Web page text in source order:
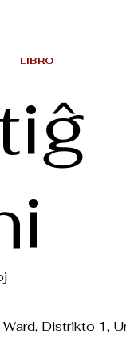
LIBRO
Distrikto 1,